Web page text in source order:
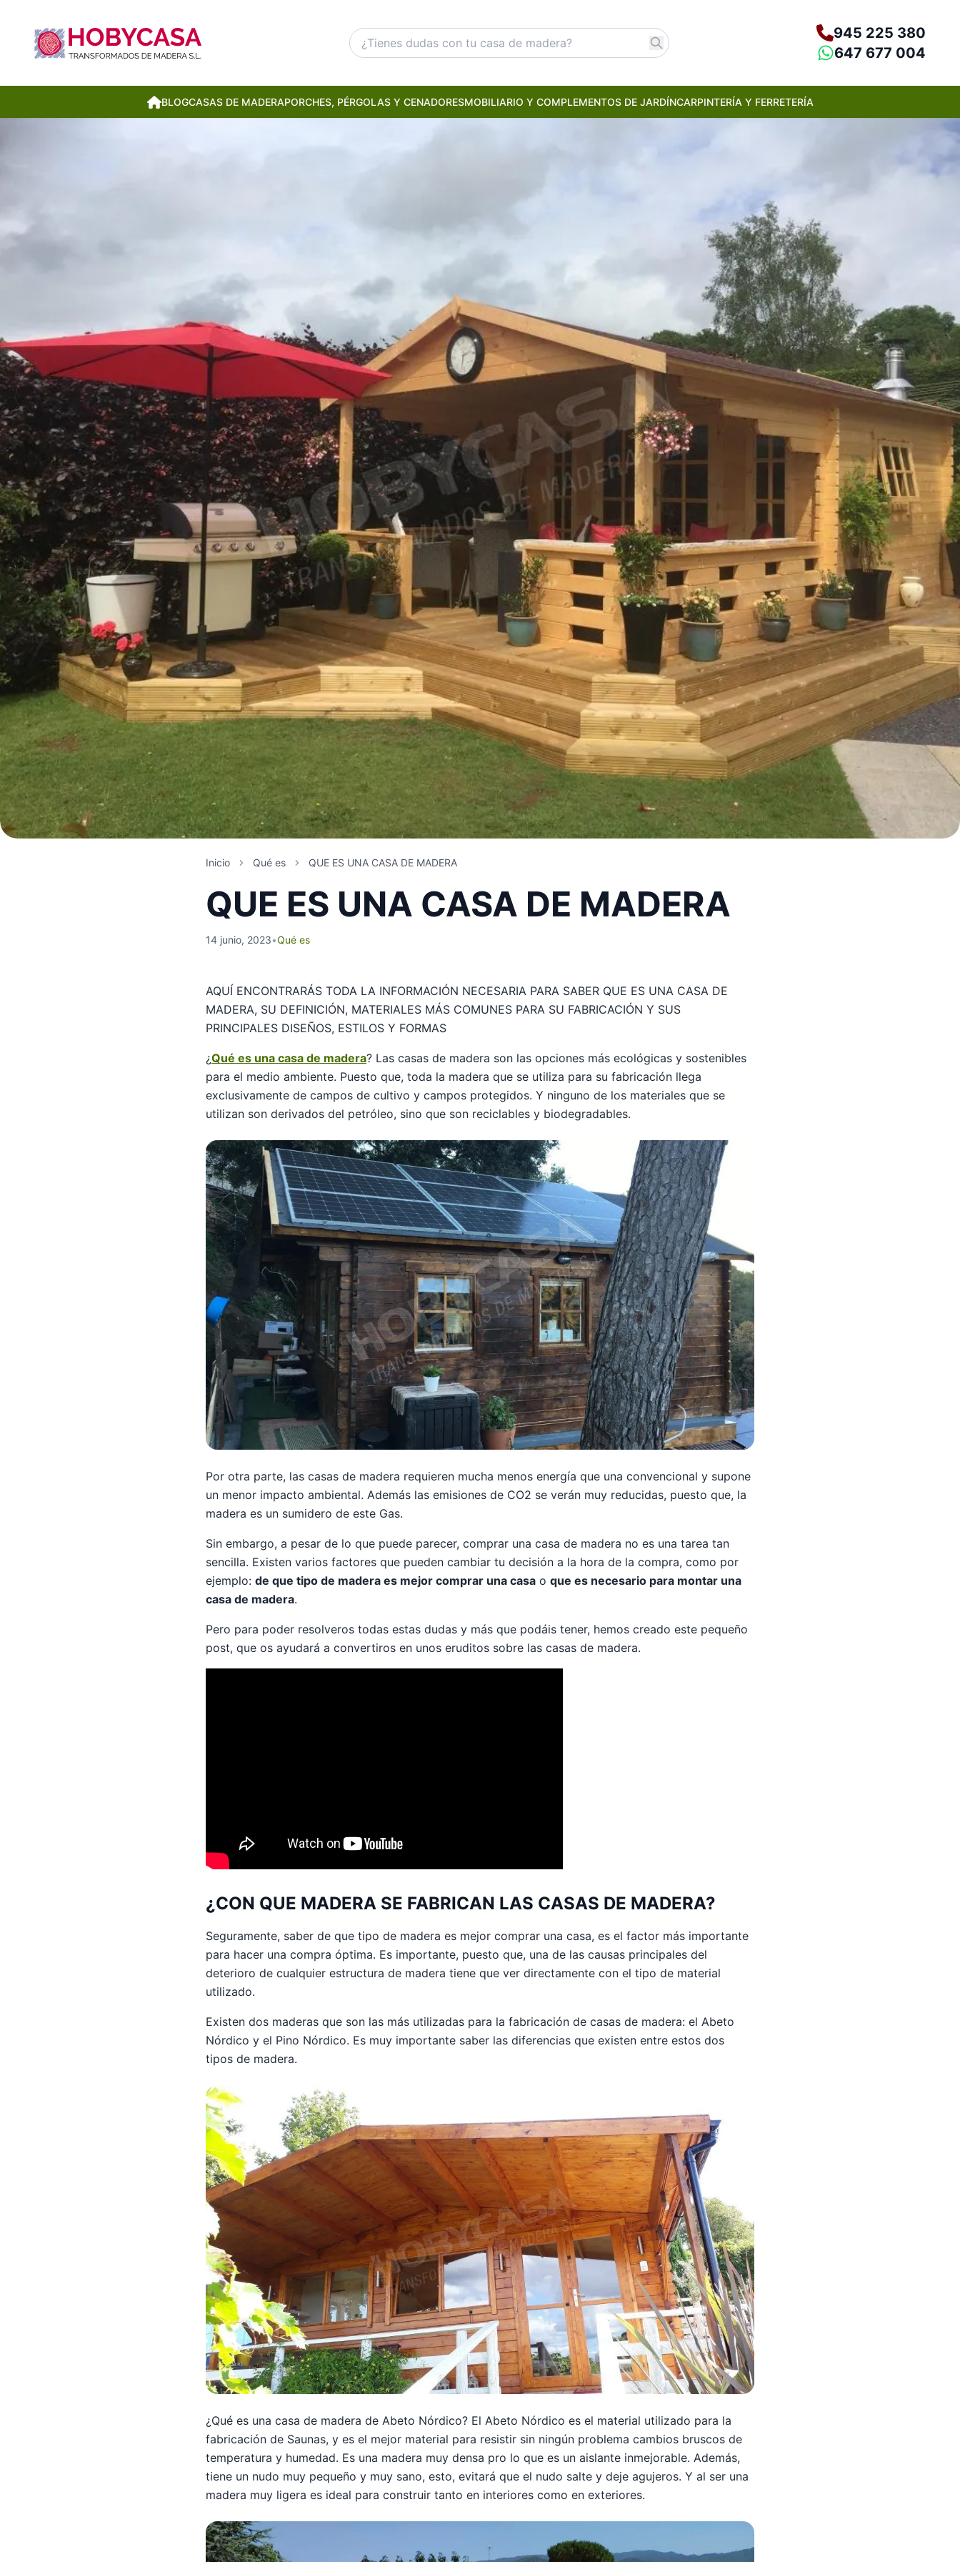
945 225 380
647 677 004
BLOGCASAS DE MADERAPORCHES, PÉRGOLAS Y CENADORESMOBILIARIO Y COMPLEMENTOS DE JARDÍNCARPINTERÍA Y FERRETERÍA
Inicio Qué es QUE ES UNA CASA DE MADERA
QUE ES UNA CASA DE MADERA
14 junio, 2023•Qué es
AQUÍ ENCONTRARÁS TODA LA INFORMACIÓN NECESARIA PARA SABER QUE ES UNA CASA DE
MADERA, SU DEFINICIÓN, MATERIALES MÁS COMUNES PARA SU FABRICACIÓN Y SUS
PRINCIPALES DISEÑOS, ESTILOS Y FORMAS
¿Qué es una casa de madera? Las casas de madera son las opciones más ecológicas y sostenibles
para el medio ambiente. Puesto que, toda la madera que se utiliza para su fabricación llega
exclusivamente de campos de cultivo y campos protegidos. Y ninguno de los materiales que se
utilizan son derivados del petróleo, sino que son reciclables y biodegradables.
Por otra parte, las casas de madera requieren mucha menos energía que una convencional y supone
un menor impacto ambiental. Además las emisiones de CO2 se verán muy reducidas, puesto que, la
madera es un sumidero de este Gas.
Sin embargo, a pesar de lo que puede parecer, comprar una casa de madera no es una tarea tan
sencilla. Existen varios factores que pueden cambiar tu decisión a la hora de la compra, como por
ejemplo: de que tipo de madera es mejor comprar una casa o que es necesario para montar una
casa de madera.
Pero para poder resolveros todas estas dudas y más que podáis tener, hemos creado este pequeño
post, que os ayudará a convertiros en unos eruditos sobre las casas de madera.
¿CON QUE MADERA SE FABRICAN LAS CASAS DE MADERA?
Seguramente, saber de que tipo de madera es mejor comprar una casa, es el factor más importante
para hacer una compra óptima. Es importante, puesto que, una de las causas principales del
deterioro de cualquier estructura de madera tiene que ver directamente con el tipo de material
utilizado.
Existen dos maderas que son las más utilizadas para la fabricación de casas de madera: el Abeto
Nórdico y el Pino Nórdico. Es muy importante saber las diferencias que existen entre estos dos
tipos de madera.
¿Qué es una casa de madera de Abeto Nórdico? El Abeto Nórdico es el material utilizado para la
fabricación de Saunas, y es el mejor material para resistir sin ningún problema cambios bruscos de
temperatura y humedad. Es una madera muy densa pro lo que es un aislante inmejorable. Además,
tiene un nudo muy pequeño y muy sano, esto, evitará que el nudo salte y deje agujeros. Y al ser una
madera muy ligera es ideal para construir tanto en interiores como en exteriores.